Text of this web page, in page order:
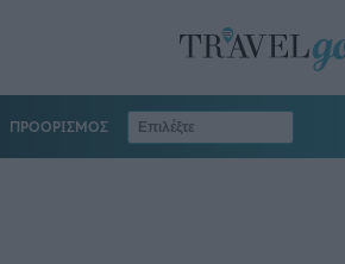
ΠΡΟΟΡΙΣΜΟΣ